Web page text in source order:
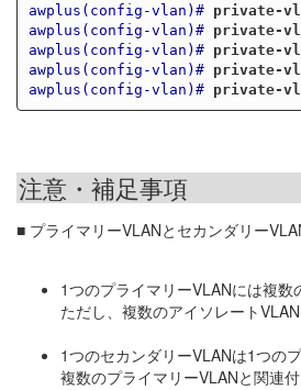
awplus(config-vlan)#
private-
awplus(config-vlan)#
private-
awplus(config-vlan)#
private-
awplus(config-vlan)#
private-
awplus(config-vlan)#
private-
注意・補足事項
■ プライマリーVLANとセカンダリー
1つのプライマリーVLANには複
ただし、複数のアイソレート
1つのセカンダリーVLANは1つの
複数のプライマリーVLANと関連